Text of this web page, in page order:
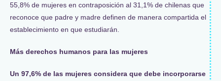
55,8% de mujeres en contraposición al 31,1% de chilenas que
reconoce que padre y madre definen de manera compartida el
establecimiento en que estudiarán.
Más derechos humanos para las mujeres
Un 97,6% de las mujeres considera que debe incorporarse